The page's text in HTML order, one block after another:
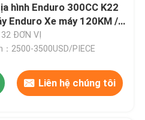
hình Enduro 300CC K22
Enduro Xe máy 120KM /
ĐƠN VỊ
：2500-3500USD/PIECE
Liên hệ chúng tôi